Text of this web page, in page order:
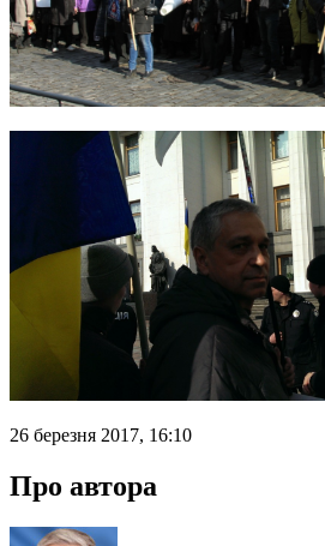
26 березня 2017, 16:10
Про автора